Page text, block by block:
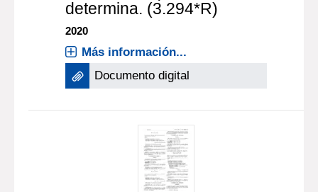
determina. (3.294*R)
2020
Más información...
Documento digital